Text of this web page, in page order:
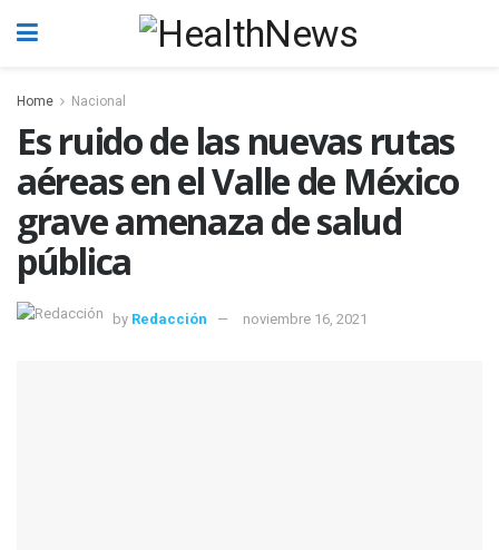
Home Nacional
Es ruido de las nuevas rutas
aéreas en el Valle de México
grave amenaza de salud
pública
by Redacción noviembre 16, 2021